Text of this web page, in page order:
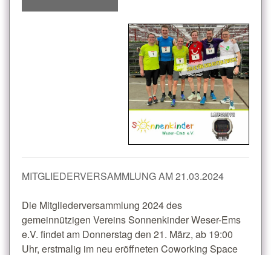
MITGLIEDERVERSAMMLUNG AM 21.03.2024
Die Mitgliederversammlung 2024 des
gemeinnützigen Vereins Sonnenkinder Weser-Ems
e.V. findet am Donnerstag den 21. März, ab 19:00
Uhr, erstmalig im neu eröffneten Coworking Space